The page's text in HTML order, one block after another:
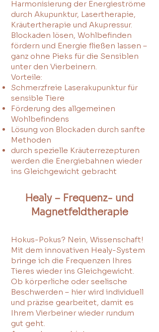
Harmonisierung der Energieströme
durch Akupunktur, Lasertherapie,
Kräutertherapie und Akupressur.
Blockaden lösen, Wohlbefinden
fördern und Energie fließen lassen –
ganz ohne Pieks für die Sensiblen
unter den Vierbeinern.
Vorteile:
Schmerzfreie Laserakupunktur für
sensible Tiere
Förderung des allgemeinen
Wohlbefindens
Lösung von Blockaden durch sanfte
Methoden
durch spezielle Kräuterrezepturen
werden die Energiebahnen wieder
ins Gleichgewicht gebracht
Healy – Frequenz- und
Magnetfeldtherapie
Hokus-Pokus? Nein, Wissenschaft!
Mit dem innovativen Healy-System
bringe ich die Frequenzen Ihres
Tieres wieder ins Gleichgewicht.
Ob körperliche oder seelische
Beschwerden – hier wird individuell
und präzise gearbeitet, damit es
Ihrem Vierbeiner wieder rundum
gut geht.